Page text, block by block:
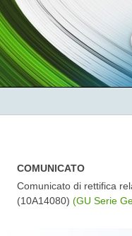
COMUNICATO
Comunicato di rettifica
(10A14080) (GU Serie